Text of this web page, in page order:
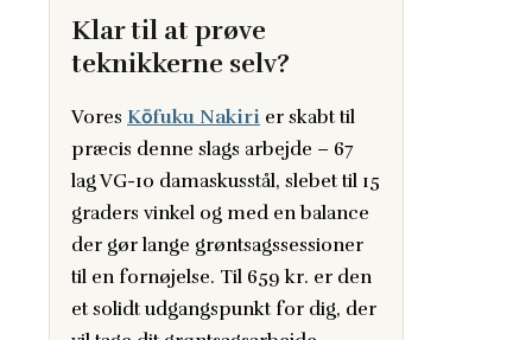
Klar til at prøve
teknikkerne selv?
Vores Kōfuku Nakiri er skabt til
præcis denne slags arbejde – 67
lag VG-10 damaskusstål, slebet til 15
graders vinkel og med en balance
der gør lange grøntsagssessioner
til en fornøjelse. Til 659 kr. er den
et solidt udgangspunkt for dig, der